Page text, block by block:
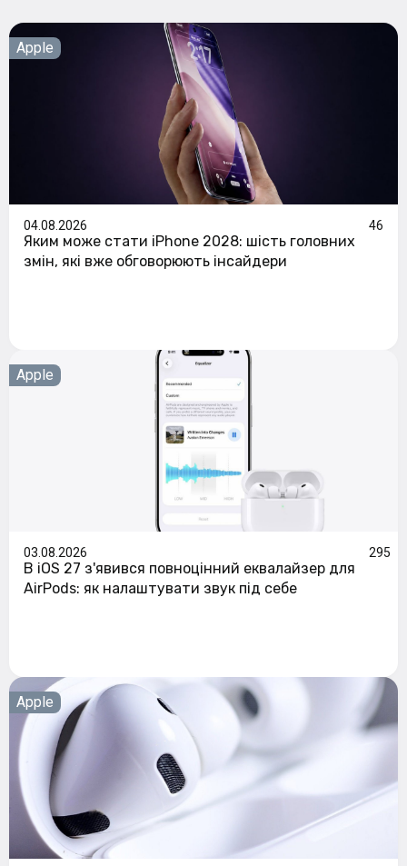
Apple
04.08.2026 46
Яким може стати iPhone 2028: шість головних
змін, які вже обговорюють інсайдери
Apple
03.08.2026 295
В iOS 27 з'явився повноцінний еквалайзер для
AirPods: як налаштувати звук під себе
Apple